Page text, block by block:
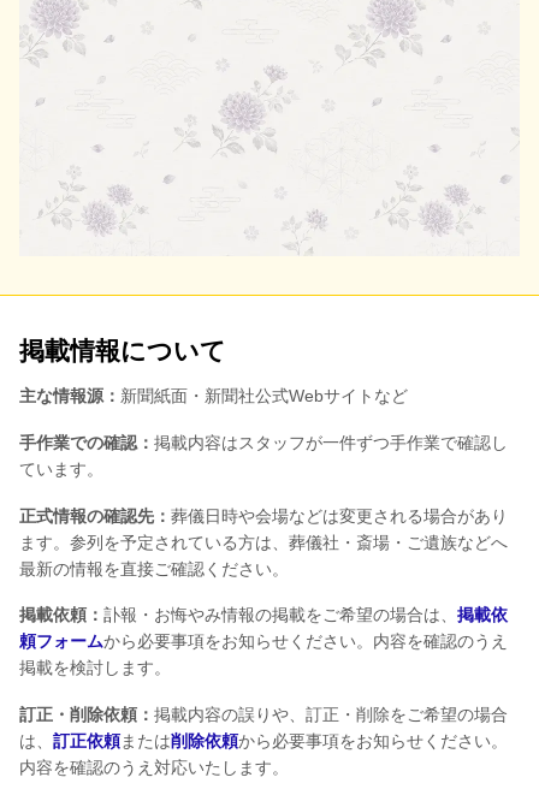
掲載情報について
主な情報源： 新聞紙面・新聞社公式Webサイトなど
手作業での確認： 掲載内容はスタッフが一件ずつ手作業で確認し
ています。
正式情報の確認先： 葬儀日時や会場などは変更される場合があり
ます。参列を予定されている方は、葬儀社・斎場・ご遺族などへ
最新の情報を直接ご確認ください。
掲載依頼： 訃報・お悔やみ情報の掲載をご希望の場合は、 掲載依
頼フォームから必要事項をお知らせください。内容を確認のうえ
掲載を検討します。
訂正・削除依頼： 掲載内容の誤りや、訂正・削除をご希望の場合
は、 訂正依頼または削除依頼から必要事項をお知らせください。
内容を確認のうえ対応いたします。